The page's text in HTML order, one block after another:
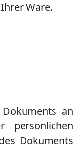
an
persönlichen
Dokuments
Ware.